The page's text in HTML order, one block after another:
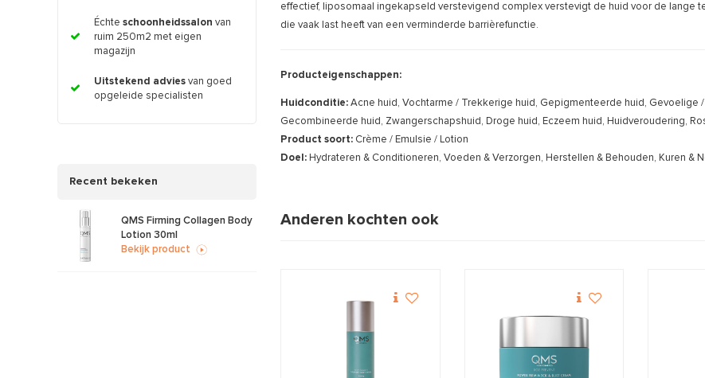
Échte schoonheidssalon van
ruim 250m2 met eigen
magazijn
Uitstekend advies van goed
opgeleide specialisten
Recent bekeken
QMS Firming Collagen Body
Lotion 30ml
Bekijk product
effectief, liposomaal ingekapseld verstevigend complex verstevigt de huid voor de lange
die vaak last heeft van een verminderde barrièrefunctie.
Producteigenschappen:
Huidconditie: Acne huid, Vochtarme / Trekkerige huid, Gepigmenteerde huid, Gevoelige
Gecombineerde huid, Zwangerschapshuid, Droge huid, Eczeem huid, Huidveroudering,
Product soort: Crème / Emulsie / Lotion
Doel: Hydrateren & Conditioneren, Voeden & Verzorgen, Herstellen & Behouden, Kuren &
Anderen kochten ook